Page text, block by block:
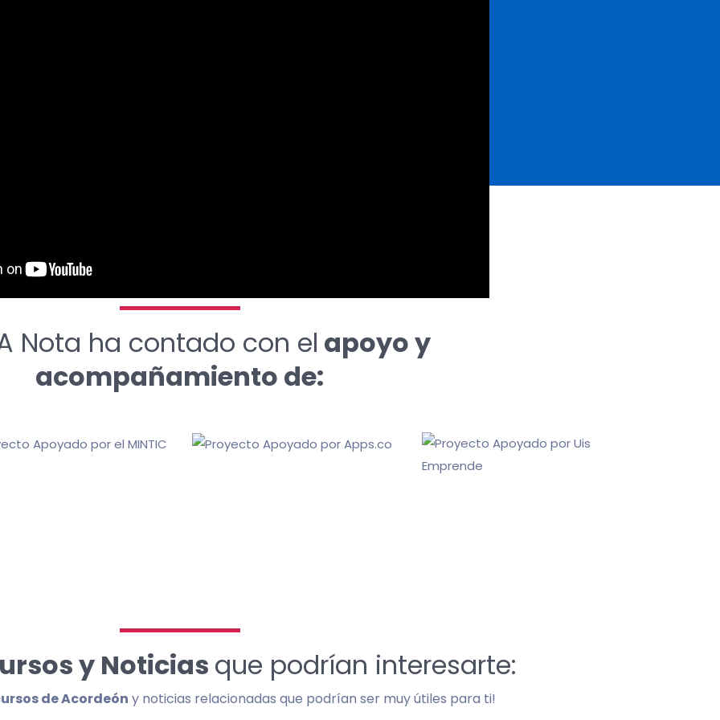
Nota ha contado con el apoyo y
acompañamiento de:
y Noticias que podrían interesarte:
de Acordeón y noticias relacionadas que podrían ser muy útiles para ti!